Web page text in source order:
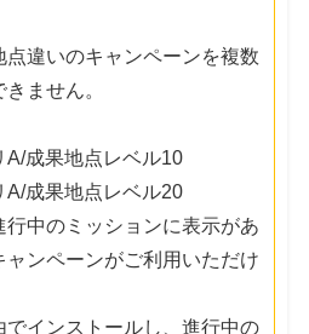
違いのキャンペーンを複数
ません。
成果地点レベル10
成果地点レベル20
行中のミッションに表示があ
ャンペーンがご利用いただけ
インストールし、進行中の